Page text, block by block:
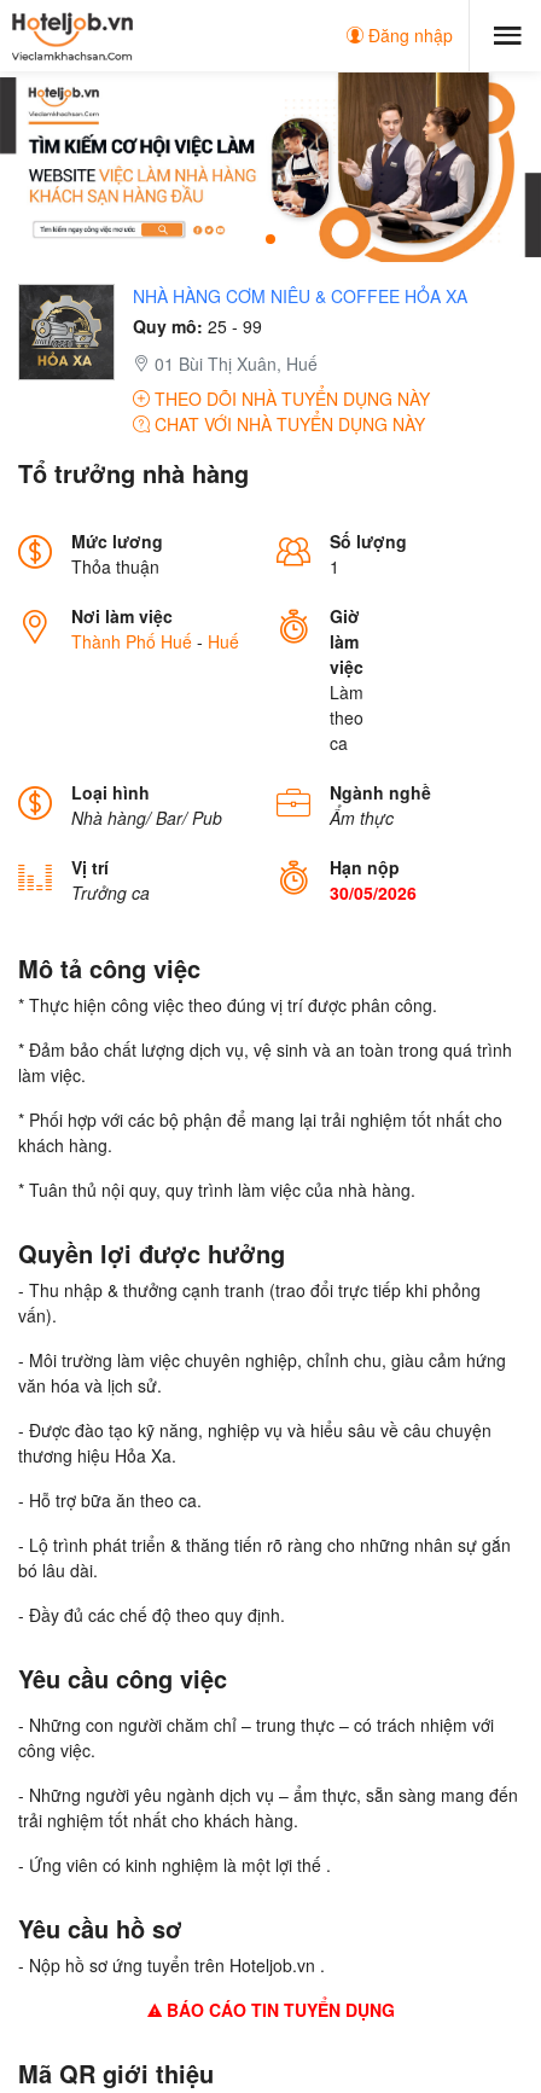
Đăng nhập
NHÀ HÀNG CƠM NIÊU & COFFEE HỎA XA
Quy mô: 25 - 99
01 Bùi Thị Xuân, Huế
THEO DÕI NHÀ TUYỂN DỤNG NÀY
CHAT VỚI NHÀ TUYỂN DỤNG NÀY
Tổ trưởng nhà hàng
Mức lương
Thỏa thuận
Số lượng
1
Nơi làm việc
Thành Phố Huế - Huế
Giờ
làm
việc
Làm
theo
ca
Loại hình
Nhà hàng/ Bar/ Pub
Ngành nghề
Ẩm thực
Vị trí
Trưởng ca
Hạn nộp
30/05/2026
Mô tả công việc
* Thực hiện công việc theo đúng vị trí được phân công.
* Đảm bảo chất lượng dịch vụ, vệ sinh và an toàn trong quá trình
làm việc.
* Phối hợp với các bộ phận để mang lại trải nghiệm tốt nhất cho
khách hàng.
* Tuân thủ nội quy, quy trình làm việc của nhà hàng.
Quyền lợi được hưởng
- Thu nhập & thưởng cạnh tranh (trao đổi trực tiếp khi phỏng
vấn).
- Môi trường làm việc chuyên nghiệp, chỉnh chu, giàu cảm hứng
văn hóa và lịch sử.
- Được đào tạo kỹ năng, nghiệp vụ và hiểu sâu về câu chuyện
thương hiệu Hỏa Xa.
- Hỗ trợ bữa ăn theo ca.
- Lộ trình phát triển & thăng tiến rõ ràng cho những nhân sự gắn
bó lâu dài.
- Đầy đủ các chế độ theo quy định.
Yêu cầu công việc
- Những con người chăm chỉ – trung thực – có trách nhiệm với
công việc.
- Những người yêu ngành dịch vụ – ẩm thực, sẵn sàng mang đến
trải nghiệm tốt nhất cho khách hàng.
- Ứng viên có kinh nghiệm là một lợi thế .
Yêu cầu hồ sơ
- Nộp hồ sơ ứng tuyển trên Hoteljob.vn .
BÁO CÁO TIN TUYỂN DỤNG
Mã QR giới thiệu